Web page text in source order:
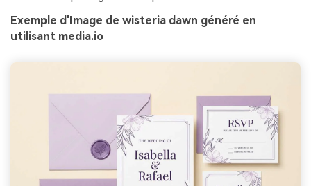
Exemple d'Image de wisteria dawn généré en
utilisant media.io